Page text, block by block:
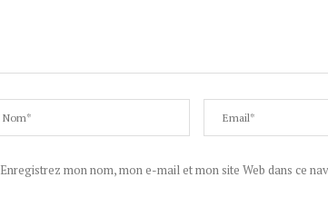
Enregistrez mon nom, mon e-mail et mon site Web dans ce